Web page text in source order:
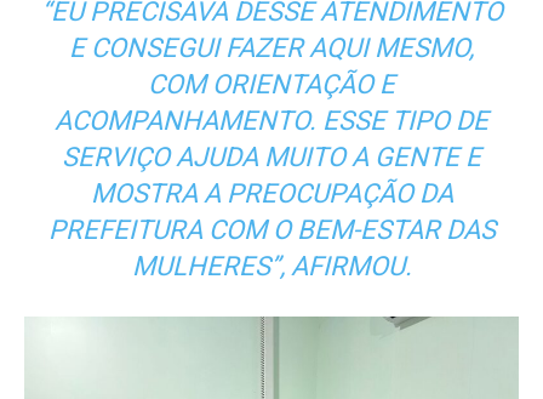
“EU PRECISAVA DESSE ATENDIMENTO
E CONSEGUI FAZER AQUI MESMO,
COM ORIENTAÇÃO E
ACOMPANHAMENTO. ESSE TIPO DE
SERVIÇO AJUDA MUITO A GENTE E
MOSTRA A PREOCUPAÇÃO DA
PREFEITURA COM O BEM-ESTAR DAS
MULHERES”, AFIRMOU.